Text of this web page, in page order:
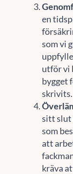
en
som vi
utför vi
bygget
skrivits.
sitt slut
som
att
kräva